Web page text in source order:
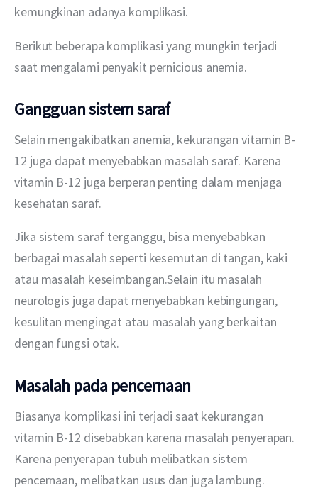
kemungkinan adanya komplikasi.
Berikut beberapa komplikasi yang mungkin terjadi
saat mengalami penyakit pernicious anemia.
Gangguan sistem saraf
Selain mengakibatkan anemia, kekurangan vitamin B-
12 juga dapat menyebabkan masalah saraf. Karena
vitamin B-12 juga berperan penting dalam menjaga
kesehatan saraf.
Jika sistem saraf terganggu, bisa menyebabkan
berbagai masalah seperti kesemutan di tangan, kaki
atau masalah keseimbangan.Selain itu masalah
neurologis juga dapat menyebabkan kebingungan,
kesulitan mengingat atau masalah yang berkaitan
dengan fungsi otak.
Masalah pada pencernaan
Biasanya komplikasi ini terjadi saat kekurangan
vitamin B-12 disebabkan karena masalah penyerapan.
Karena penyerapan tubuh melibatkan sistem
pencernaan, melibatkan usus dan juga lambung.